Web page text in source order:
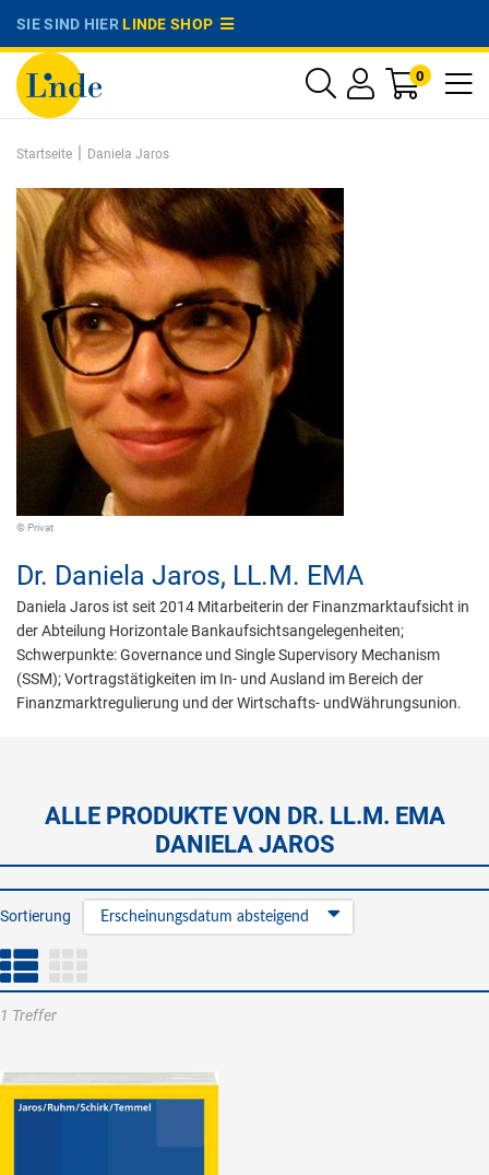
SIE SIND HIERLINDE SHOP
0
Startseite | Daniela Jaros
© Privat
Dr. Daniela Jaros, LL.M. EMA
Daniela Jaros ist seit 2014 Mitarbeiterin der Finanzmarktaufsicht in
der Abteilung Horizontale Bankaufsichtsangelegenheiten;
Schwerpunkte: Governance und Single Supervisory Mechanism
(SSM); Vortragstätigkeiten im In- und Ausland im Bereich der
Finanzmarktregulierung und der Wirtschafts- undWährungsunion.
ALLE PRODUKTE VON DR. LL.M. EMA
DANIELA JAROS
Sortierung Erscheinungsdatum absteigend
1 Treffer